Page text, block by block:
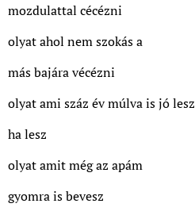
mozdulattal cécézni
olyat ahol nem szokás a
más bajára vécézni
olyat ami száz év múlva is jó lesz
ha lesz
olyat amit még az apám
gyomra is bevesz